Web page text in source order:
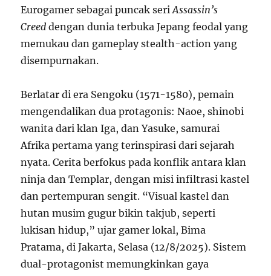
Eurogamer sebagai puncak seriAssassin’s
Creed dengan dunia terbuka Jepang feodal yang
memukau dan gameplay stealth-action yang
disempurnakan.
Berlatar di era Sengoku (1571-1580), pemain
mengendalikan dua protagonis: Naoe, shinobi
wanita dari klan Iga, dan Yasuke, samurai
Afrika pertama yang terinspirasi dari sejarah
nyata. Cerita berfokus pada konflik antara klan
ninja dan Templar, dengan misi infiltrasi kastel
dan pertempuran sengit. “Visual kastel dan
hutan musim gugur bikin takjub, seperti
lukisan hidup,” ujar gamer lokal, Bima
Pratama, di Jakarta, Selasa (12/8/2025). Sistem
dual-protagonist memungkinkan gaya